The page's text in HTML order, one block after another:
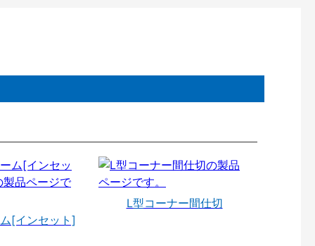
[インセット]
L型コーナー間仕切